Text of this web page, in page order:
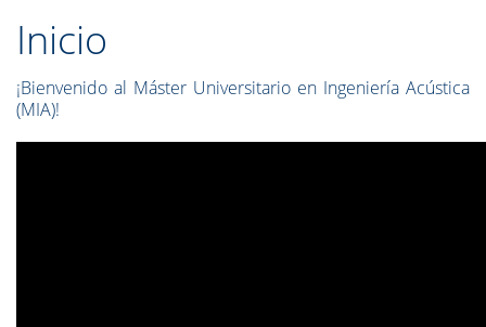
Inicio
¡Bienvenido al Máster Universitario en Ingeniería Acústica
(MIA)!